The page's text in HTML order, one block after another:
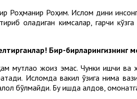
Роҳманир Роҳим. Ислом дини
оладиган кимсалар, гарчи
Бир-бирларингизнинг
мутлақо жоиз эмас. Чунки ишчи
Исломда вакил ўзига нима
бўлмайди. Бу ишда алдов,